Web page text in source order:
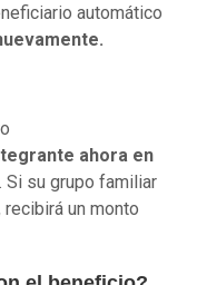
automático
ahora en
. Si su grupo familiar
un monto